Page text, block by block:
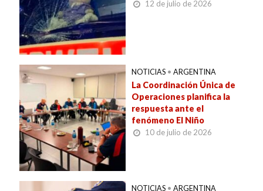
12 de julio de 2026
NOTICIAS • ARGENTINA
La Coordinación Única de
Operaciones planifica la
respuesta ante el
fenómeno El Niño
10 de julio de 2026
NOTICIAS • ARGENTINA